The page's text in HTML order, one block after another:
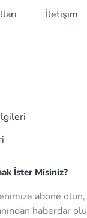
İletişim
İster Misiniz?
abone
haberdar